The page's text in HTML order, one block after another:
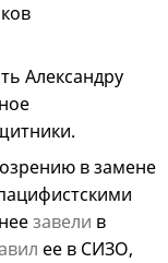
Александру
в замене
завели в
ее в СИЗО,